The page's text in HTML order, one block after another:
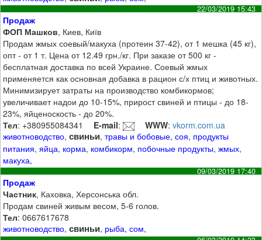
22/03/2019 15:43
Продаж
ФОП Машков, Киев, Київ
Продам жмых соевый/макуха (протеин 37-42), от 1 мешка (45 кг),
опт - от 1 т. Цена от 12.49 грн./кг. При заказе от 500 кг -
бесплатная доставка по всей Украине. Соевый жмых
применяется как основная добавка в рацион с/х птиц и животных.
Минимизирует затраты на производство комбикормов;
увеличивает надои до 10-15%, прирост свиней и птицы - до 18-
23%, яйценоскость - до 20%.
Тел: +380955084341 E-mail: WWW:vkorm.com.ua
животноводство,свиньи,травы и бобовые,соя, продукты
питания,яйца, корма, комбикорм, побочные продукты,жмых,
макуха,
09/03/2019 17:40
Продаж
Частник, Каховка, Херсонська обл.
Продам свиней живым весом, 5-6 голов.
Тел: 0667617678
животноводство,свиньи, рыба,сом,